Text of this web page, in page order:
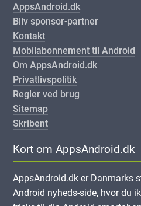
AppsAndroid.dk
Bliv sponsor-partner
Kontakt
Mobilabonnement til Android
Om AppsAndroid.dk
Privatlivspolitik
Regler ved brug
Sitemap
Skribent
Kort om AppsAndroid.dk
AppsAndroid.dk er Danmarks
Android nyheds-side, hvor du